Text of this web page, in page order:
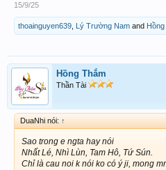
15/9/25
thoainguyen639 Lý Trường Nam and
Hồng Thắm
Thần Tài
DuaNhi nói: ↑
Sao trong e ngta hay nói
Nhất Lé, Nhì Lùn, Tam Hô, Tứ Sún.
Chỉ là cau noi k nói ko có ý ji, mong